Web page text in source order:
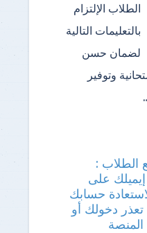
الطلاب الإلتزام
بالتعليمات التالية
لضمان حسن
وتوفير
الطلاب :
على
حسابك
تعذر دخولك أو